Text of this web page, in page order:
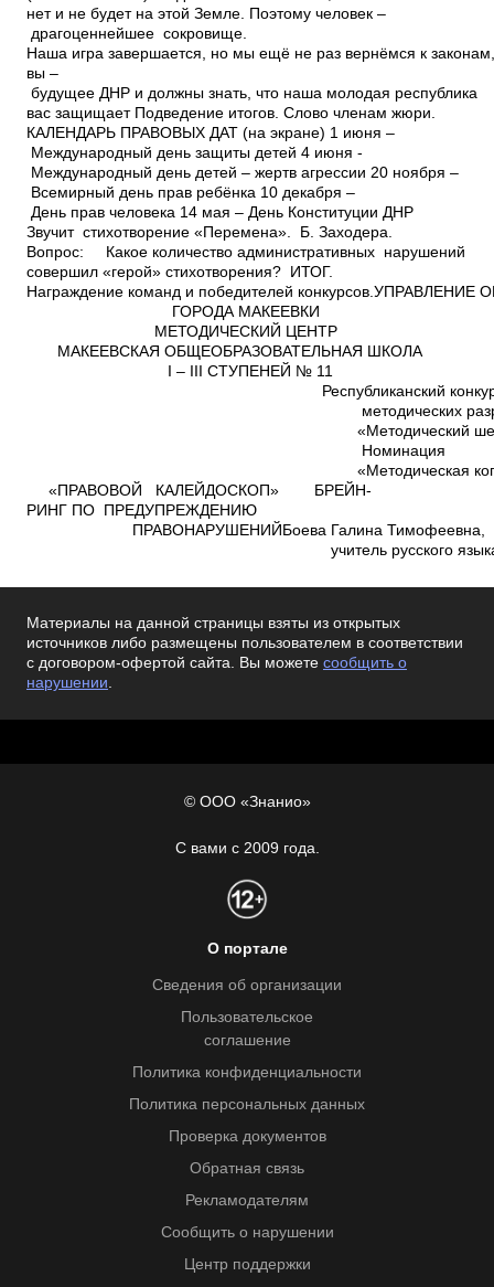
Материалы на данной страницы взяты из открытых
источников либо размещены пользователем в соответствии
с договором-офертой сайта. Вы можете сообщить о
нарушении.
© ООО «Знанио»
С вами с 2009 года.
О портале
Сведения об организации
Пользовательское
соглашение
Политика конфиденциальности
Политика персональных данных
Проверка документов
Обратная связь
Рекламодателям
Сообщить о нарушении
Центр поддержки